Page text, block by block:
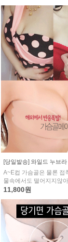
[당일발송] 와일드 누브라
A~E컵 가슴골은 물론 접
물속에서도 떨어지지않
11,800원